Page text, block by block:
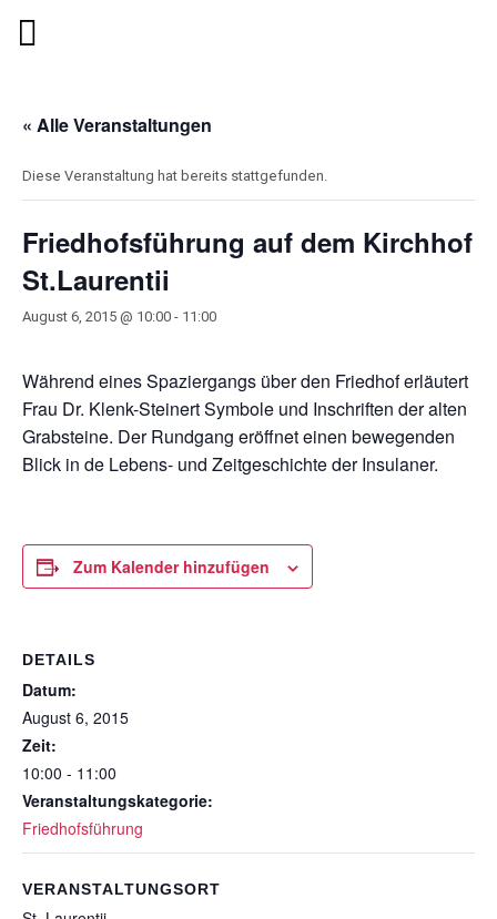
« Alle Veranstaltungen
Diese Veranstaltung hat bereits stattgefunden.
Friedhofsführung auf dem Kirchhof
St.Laurentii
August 6, 2015 @ 10:00 - 11:00
Während eines Spaziergangs über den Friedhof erläutert
Frau Dr. Klenk-Steinert Symbole und Inschriften der alten
Grabsteine. Der Rundgang eröffnet einen bewegenden
Blick in de Lebens- und Zeitgeschichte der Insulaner.
Zum Kalender hinzufügen
DETAILS
Datum:
August 6, 2015
Zeit:
10:00 - 11:00
Veranstaltungskategorie:
Friedhofsführung
VERANSTALTUNGSORT